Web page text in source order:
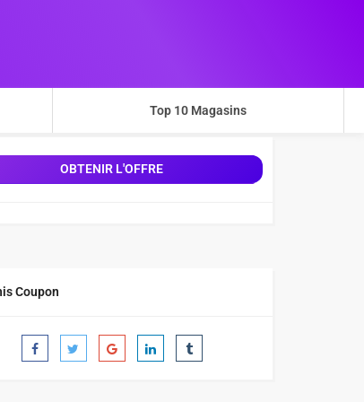
Top 10 Magasins
OBTENIR L'OFFRE
Coupon